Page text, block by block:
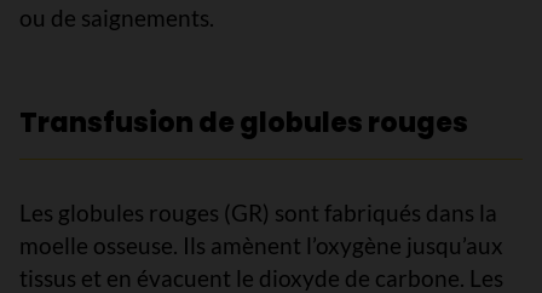
ou de saignements.
Transfusion de globules rouges
Les globules rouges (GR) sont fabriqués dans la
moelle osseuse. Ils amènent l’oxygène jusqu’aux
tissus et en évacuent le dioxyde de carbone. Les